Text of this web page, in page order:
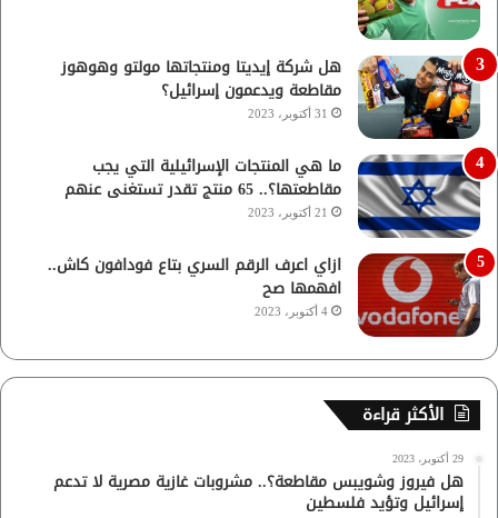
هل شركة إيديتا ومنتجاتها مولتو وهوهوز
مقاطعة ويدعمون إسرائيل؟
31 أكتوبر، 2023
ما هي المنتجات الإسرائيلية التي يجب
مقاطعتها؟.. 65 منتج تقدر تستغنى عنهم
21 أكتوبر، 2023
ازاي اعرف الرقم السري بتاع فودافون كاش..
افهمها صح
4 أكتوبر، 2023
الأكثر قراءة
29 أكتوبر، 2023
هل فيروز وشويبس مقاطعة؟.. مشروبات غازية مصرية لا تدعم
إسرائيل وتؤيد فلسطين